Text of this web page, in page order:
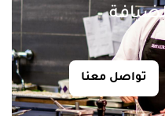
تواصل معنا